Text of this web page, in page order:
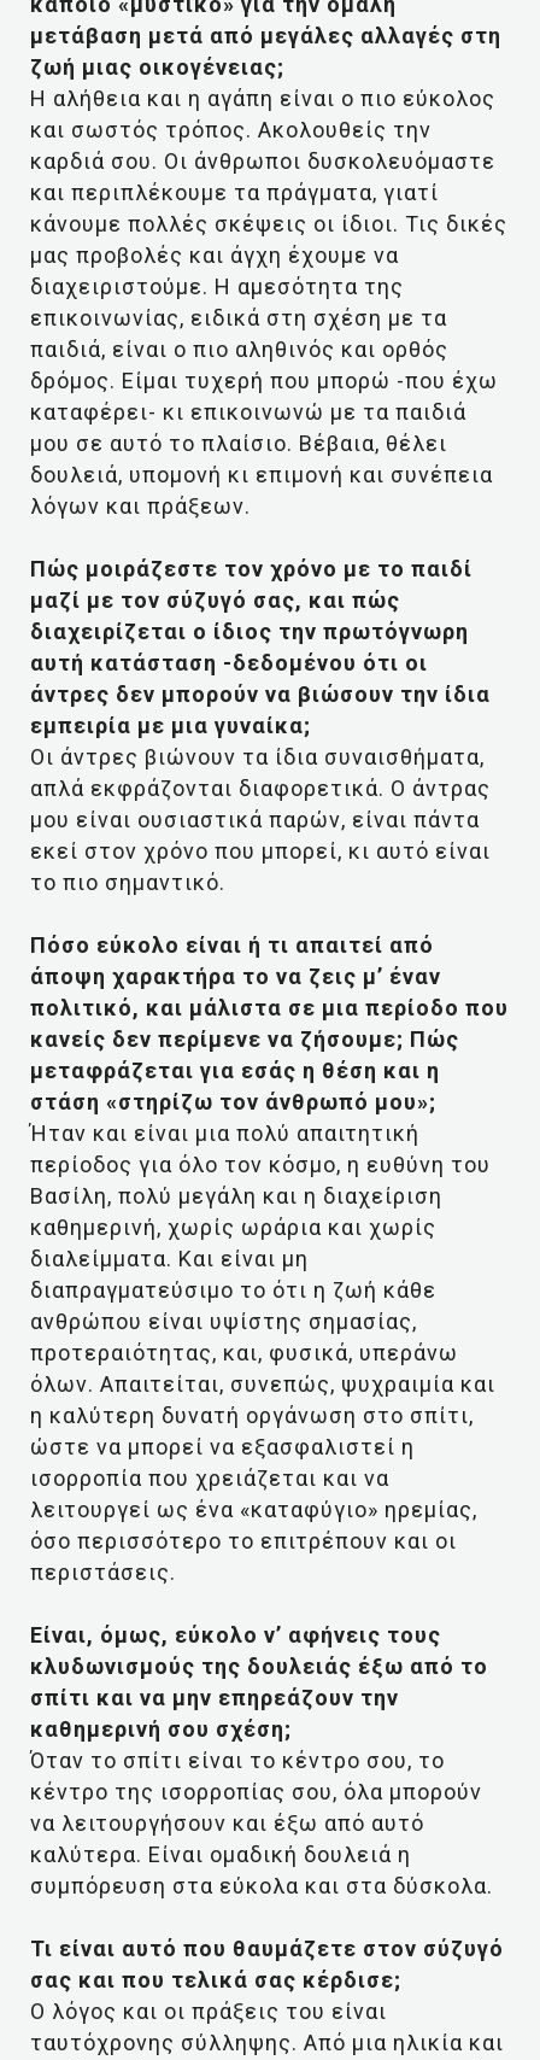
μετάβαση μετά από μεγάλες αλλαγές στη
ζωή μιας οικογένειας;
Η αλήθεια και η αγάπη είναι ο πιο εύκολος
και σωστός τρόπος. Ακολουθείς την
καρδιά σου. Οι άνθρωποι δυσκολευόμαστε
και περιπλέκουμε τα πράγματα, γιατί
κάνουμε πολλές σκέψεις οι ίδιοι. Τις δικές
μας προβολές και άγχη έχουμε να
διαχειριστούμε. Η αμεσότητα της
επικοινωνίας, ειδικά στη σχέση με τα
παιδιά, είναι ο πιο αληθινός και ορθός
δρόμος. Είμαι τυχερή που μπορώ -που έχω
καταφέρει- κι επικοινωνώ με τα παιδιά
μου σε αυτό το πλαίσιο. Βέβαια, θέλει
δουλειά, υπομονή κι επιμονή και συνέπεια
λόγων και πράξεων.
Πώς μοιράζεστε τον χρόνο με το παιδί
μαζί με τον σύζυγό σας, και πώς
διαχειρίζεται ο ίδιος την πρωτόγνωρη
αυτή κατάσταση -δεδομένου ότι οι
άντρες δεν μπορούν να βιώσουν την ίδια
εμπειρία με μια γυναίκα;
Οι άντρες βιώνουν τα ίδια συναισθήματα,
απλά εκφράζονται διαφορετικά. Ο άντρας
μου είναι ουσιαστικά παρών, είναι πάντα
εκεί στον χρόνο που μπορεί, κι αυτό είναι
το πιο σημαντικό.
Πόσο εύκολο είναι ή τι απαιτεί από
άποψη χαρακτήρα το να ζεις μ’ έναν
πολιτικό, και μάλιστα σε μια περίοδο που
κανείς δεν περίμενε να ζήσουμε; Πώς
μεταφράζεται για εσάς η θέση και η
στάση «στηρίζω τον άνθρωπό μου»;
Ήταν και είναι μια πολύ απαιτητική
περίοδος για όλο τον κόσμο, η ευθύνη του
Βασίλη, πολύ μεγάλη και η διαχείριση
καθημερινή, χωρίς ωράρια και χωρίς
διαλείμματα. Και είναι μη
διαπραγματεύσιμο το ότι η ζωή κάθε
ανθρώπου είναι υψίστης σημασίας,
προτεραιότητας, και, φυσικά, υπεράνω
όλων. Απαιτείται, συνεπώς, ψυχραιμία και
η καλύτερη δυνατή οργάνωση στο σπίτι,
ώστε να μπορεί να εξασφαλιστεί η
ισορροπία που χρειάζεται και να
λειτουργεί ως ένα «καταφύγιο» ηρεμίας,
όσο περισσότερο το επιτρέπουν και οι
περιστάσεις.
Είναι, όμως, εύκολο ν’ αφήνεις τους
κλυδωνισμούς της δουλειάς έξω από το
σπίτι και να μην επηρεάζουν την
καθημερινή σου σχέση;
Όταν το σπίτι είναι το κέντρο σου, το
κέντρο της ισορροπίας σου, όλα μπορούν
να λειτουργήσουν και έξω από αυτό
καλύτερα. Είναι ομαδική δουλειά η
συμπόρευση στα εύκολα και στα δύσκολα.
Τι είναι αυτό που θαυμάζετε στον σύζυγό
σας και που τελικά σας κέρδισε;
Ο λόγος και οι πράξεις του είναι
ταυτόχρονης σύλληψης. Από μια ηλικία και